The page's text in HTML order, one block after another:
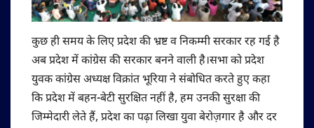
कुछ ही समय के लिए प्रदेश की भ्रष्ट व निकम्मी सरकार रह गई है
अब प्रदेश में कांग्रेस की सरकार बनने वाली है।सभा को प्रदेश
युवक कांग्रेस अध्यक्ष विक्रांत भूरिया ने संबोधित करते हुए कहा
कि प्रदेश में बहन-बेटी सुरक्षित नहीं है, हम उनकी सुरक्षा की
जिम्मेदारी लेते हैं, प्रदेश का पढ़ा लिखा युवा बेरोज़गार है और दर